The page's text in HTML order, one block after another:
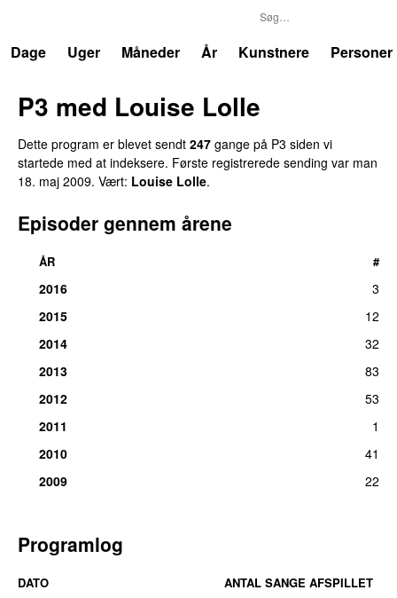
Dage
Uger Måneder År Kunstnere Personer
P3 med Louise Lolle
Dette program er blevet sendt 247 gange på P3 siden vi
startede med at indeksere. Første registrerede sending var man
18. maj 2009. Vært: Louise Lolle.
Episoder gennem årene
ÅR #
2016
3
2015
12
2014
32
2013
83
2012
53
2011
1
2010
41
2009
22
Programlog
DATO ANTAL SANGE AFSPILLET